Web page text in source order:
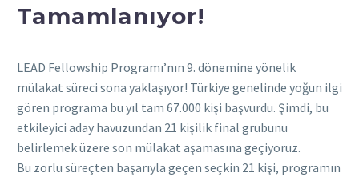
Tamamlanıyor!
LEAD Fellowship Programı’nın 9. dönemine yönelik
mülakat süreci sona yaklaşıyor! Türkiye genelinde yoğun ilgi
gören programa bu yıl tam 67.000 kişi başvurdu. Şimdi, bu
etkileyici aday havuzundan 21 kişilik final grubunu
belirlemek üzere son mülakat aşamasına geçiyoruz.
Bu zorlu süreçten başarıyla geçen seçkin 21 kişi, programın